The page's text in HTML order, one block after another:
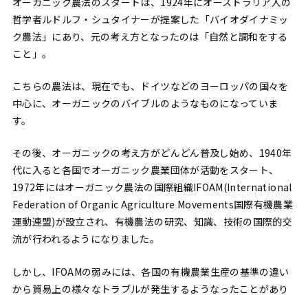
哲学者ルドルフ・シュタイナーが提案した「バイオダイナミッ
ク農法」にあり、元の考え方となったのは「自然と調和をする
こと」。
こちらの農法は、現在でも、ドイツなどのヨーロッパの国々を
中心に、オーガニックのバイブルのようなものになっていま
す。
その後、オーガニックの考え方がどんどん普及し始め、1940年
代に入ると各国でオーガニック農業団体が活動をスタート、
1972年にはオーガニック農法の国際組織IFOAM(International
Federation of Organic Agriculture Movements国際有機農業
運動連盟)が設立され、有機農法の研究、知識、技術の国際的交
流が行われるようになりました。
しかし、IFOAMの弱みには、各国の有機農業生産の基準の違い
から貿易上の様々なトラブルが発生するようなったことがあり